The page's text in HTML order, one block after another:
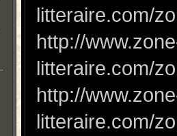
litteraire.com/
http://
litteraire.com/
http://
litteraire.com/